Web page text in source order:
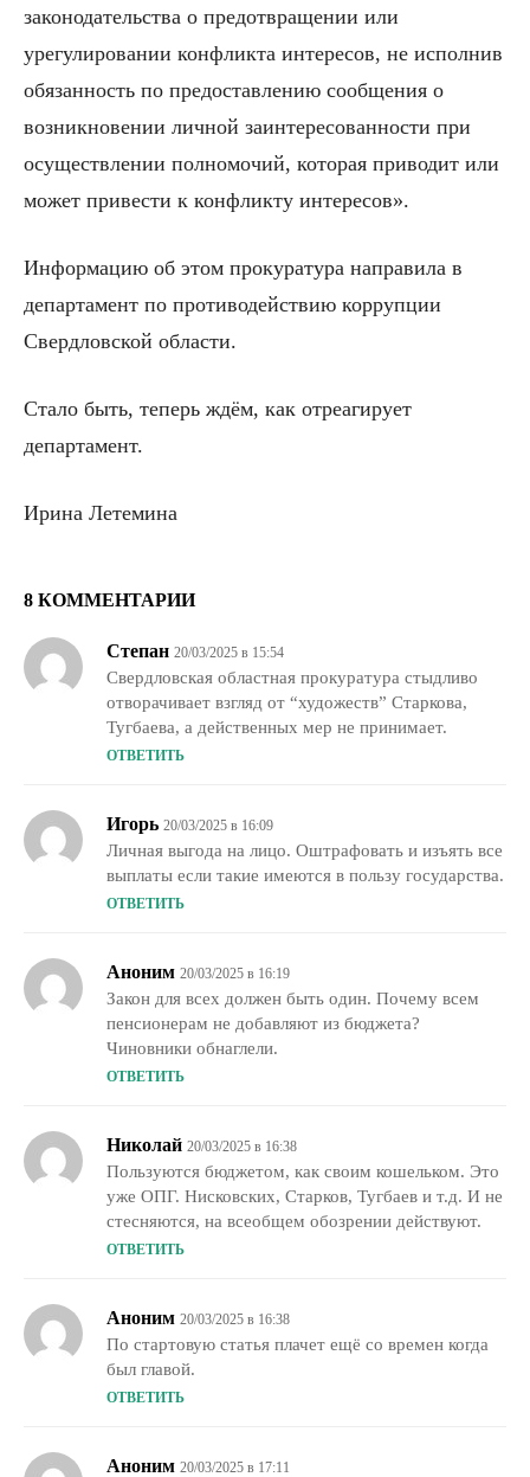
законодательства о предотвращении или
урегулировании конфликта интересов, не исполнив
обязанность по предоставлению сообщения о
возникновении личной заинтересованности при
осуществлении полномочий, которая приводит или
может привести к конфликту интересов».
Информацию об этом прокуратура направила в
департамент по противодействию коррупции
Свердловской области.
Стало быть, теперь ждём, как отреагирует
департамент.
Ирина Летемина
8 КОММЕНТАРИИ
Степан 20/03/2025 в 15:54
Свердловская областная прокуратура стыдливо
отворачивает взгляд от “художеств” Старкова,
Тугбаева, а действенных мер не принимает.
ОТВЕТИТЬ
Игорь 20/03/2025 в 16:09
Личная выгода на лицо. Оштрафовать и изъять все
выплаты если такие имеются в пользу государства.
ОТВЕТИТЬ
Аноним 20/03/2025 в 16:19
Закон для всех должен быть один. Почему всем
пенсионерам не добавляют из бюджета?
Чиновники обнаглели.
ОТВЕТИТЬ
Николай 20/03/2025 в 16:38
Пользуются бюджетом, как своим кошельком. Это
уже ОПГ. Нисковских, Старков, Тугбаев и т.д. И не
стесняются, на всеобщем обозрении действуют.
ОТВЕТИТЬ
Аноним 20/03/2025 в 16:38
По стартовую статья плачет ещё со времен когда
был главой.
ОТВЕТИТЬ
Аноним 20/03/2025 в 17:11